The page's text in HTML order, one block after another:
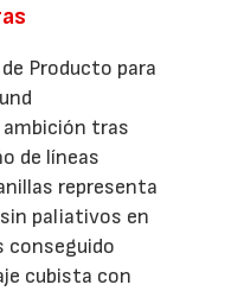
Producto para
ambición tras
de líneas
representa
paliativos en
conseguido
cubista con